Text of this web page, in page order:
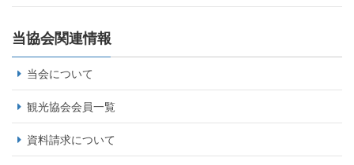
当協会関連情報
当会について
観光協会会員一覧
資料請求について